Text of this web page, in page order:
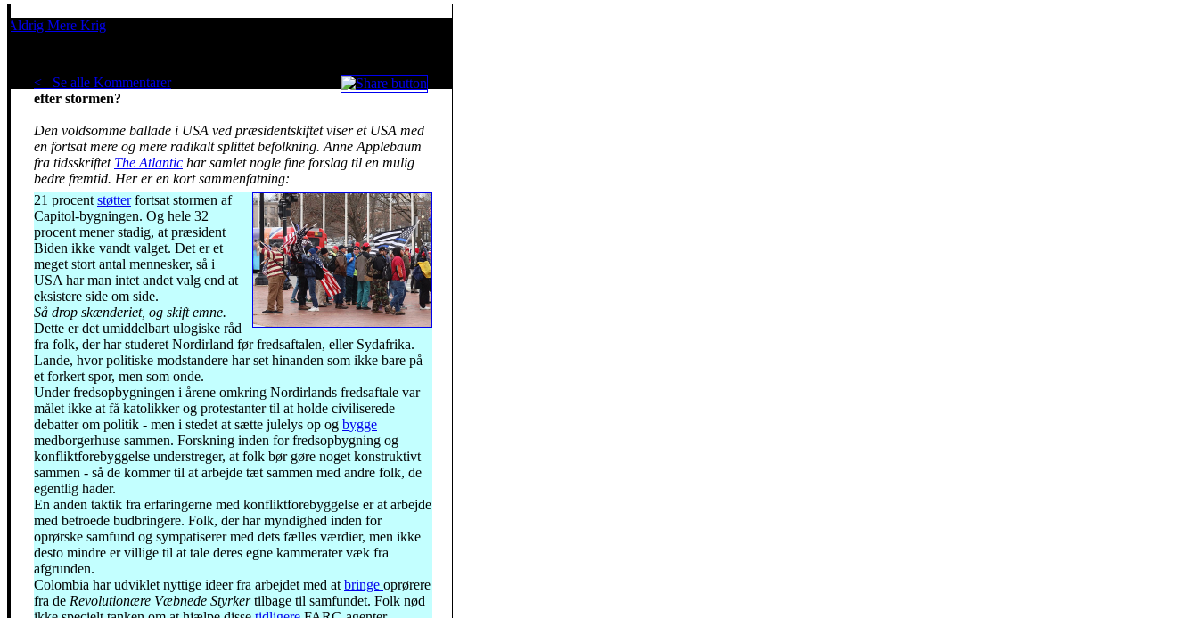
Aldrig Mere Krig
< Se alle KommentarerPolitisk sameksistens i USA
efter stormen?
Den voldsomme ballade i USA ved præsidentskiftet viser et USA med
en fortsat mere og mere radikalt splittet befolkning. Anne Applebaum
fra tidsskriftet The Atlantic har samlet nogle fine forslag til en mulig
bedre fremtid. Her er en kort sammenfatning:
21 procent støtterfortsat stormen af
Capitol-bygningen. Og hele 32
procent mener stadig, at præsident
Biden ikke vandt valget. Det er et
meget stort antal mennesker, så i
USA har man intet andet valg end at
eksistere side om side.
Så drop skænderiet, og skift emne.
Dette er det umiddelbart ulogiske råd
fra folk, der har studeret Nordirland før fredsaftalen, eller Sydafrika.
Lande, hvor politiske modstandere har set hinanden som ikke bare på
et forkert spor, men som onde.
Under fredsopbygningen i årene omkring Nordirlands fredsaftale var
målet ikke at få katolikker og protestanter til at holde civiliserede
debatter om politik - men i stedet at sætte julelys op og bygge
medborgerhuse sammen. Forskning inden for fredsopbygning og
konfliktforebyggelse understreger, at folk bør gøre noget konstruktivt
sammen - så de kommer til at arbejde tæt sammen med andre folk, de
egentlig hader.
En anden taktik fra erfaringerne med konfliktforebyggelse er at arbejde
med betroede budbringere. Folk, der har myndighed inden for
oprørske samfund og sympatiserer med dets fælles værdier, men ikke
desto mindre er villige til at tale deres egne kammerater væk fra
afgrunden.
Colombia har udviklet nyttige ideer fra arbejdet med at bringe oprørere
fra de Revolutionære Væbnede Styrkertilbage til samfundet. Folk nød